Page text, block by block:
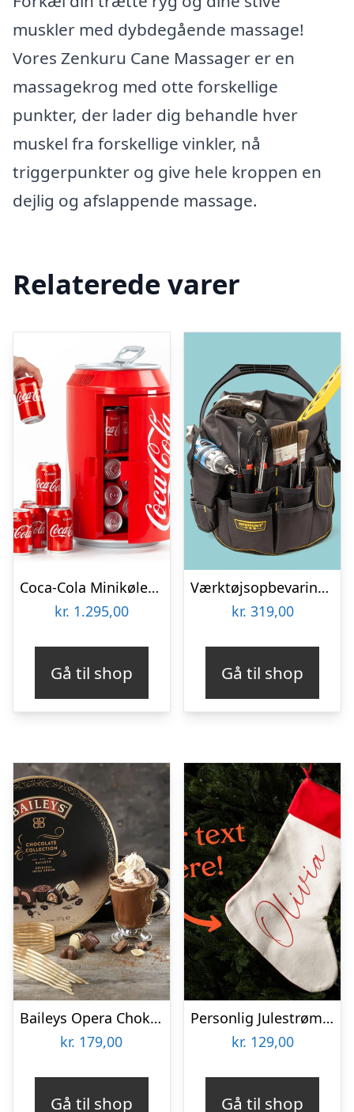
muskler med dybdegående massage!
Vores Zenkuru Cane Massager er en
massagekrog med otte forskellige
punkter, der lader dig behandle hver
muskel fra forskellige vinkler, nå
triggerpunkter og give hele kroppen en
dejlig og afslappende massage.
Relaterede varer
Coca-Cola Minikøleskab
kr. 1.295,00
Gå til shop
Værktøjsopbevaring til spand
kr. 319,00
Gå til shop
Baileys Opera Chokoladeæske
kr. 179,00
Gå til shop
Personlig Julestrømpe med Tekst
kr. 129,00
Gå til shop